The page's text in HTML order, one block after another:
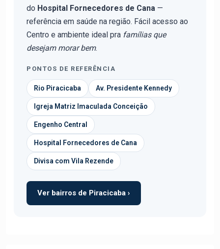
do Hospital Fornecedores de Cana —
referência em saúde na região. Fácil acesso ao
Centro e ambiente ideal pra famílias que
desejam morar bem.
PONTOS DE REFERÊNCIA
Rio Piracicaba Av. Presidente Kennedy
Igreja Matriz Imaculada Conceição
Engenho Central
Hospital Fornecedores de Cana
Divisa com Vila Rezende
Ver bairros de Piracicaba ›